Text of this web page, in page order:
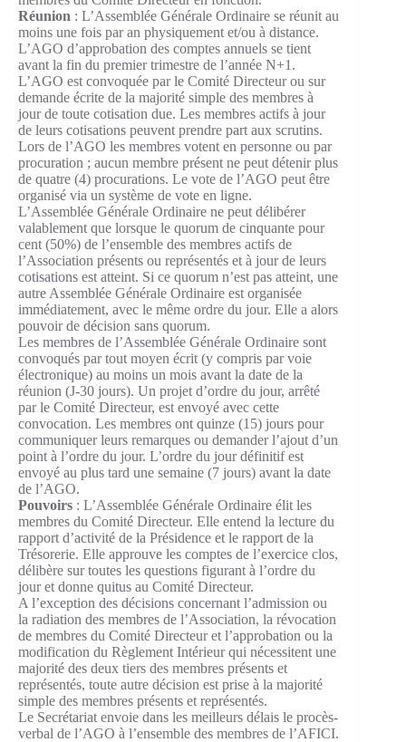
Réunion : L’Assemblée Générale Ordinaire se réunit au
moins une fois par an physiquement et/ou à distance.
L’AGO d’approbation des comptes annuels se tient
avant la fin du premier trimestre de l’année N+1.
L’AGO est convoquée par le Comité Directeur ou sur
demande écrite de la majorité simple des membres à
jour de toute cotisation due. Les membres actifs à jour
de leurs cotisations peuvent prendre part aux scrutins.
Lors de l’AGO les membres votent en personne ou par
procuration ; aucun membre présent ne peut détenir plus
de quatre (4) procurations. Le vote de l’AGO peut être
organisé via un système de vote en ligne.
L’Assemblée Générale Ordinaire ne peut délibérer
valablement que lorsque le quorum de cinquante pour
cent (50%) de l’ensemble des membres actifs de
l’Association présents ou représentés et à jour de leurs
cotisations est atteint. Si ce quorum n’est pas atteint, une
autre Assemblée Générale Ordinaire est organisée
immédiatement, avec le même ordre du jour. Elle a alors
pouvoir de décision sans quorum.
Les membres de l’Assemblée Générale Ordinaire sont
convoqués par tout moyen écrit (y compris par voie
électronique) au moins un mois avant la date de la
réunion (J-30 jours). Un projet d’ordre du jour, arrêté
par le Comité Directeur, est envoyé avec cette
convocation. Les membres ont quinze (15) jours pour
communiquer leurs remarques ou demander l’ajout d’un
point à l’ordre du jour. L’ordre du jour définitif est
envoyé au plus tard une semaine (7 jours) avant la date
de l’AGO.
Pouvoirs : L’Assemblée Générale Ordinaire élit les
membres du Comité Directeur. Elle entend la lecture du
rapport d’activité de la Présidence et le rapport de la
Trésorerie. Elle approuve les comptes de l’exercice clos,
délibère sur toutes les questions figurant à l’ordre du
jour et donne quitus au Comité Directeur.
A l’exception des décisions concernant l’admission ou
la radiation des membres de l’Association, la révocation
de membres du Comité Directeur et l’approbation ou la
modification du Règlement Intérieur qui nécessitent une
majorité des deux tiers des membres présents et
représentés, toute autre décision est prise à la majorité
simple des membres présents et représentés.
Le Secrétariat envoie dans les meilleurs délais le procès-
verbal de l’AGO à l’ensemble des membres de l’AFICI.